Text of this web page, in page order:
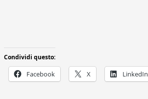
Condividi questo:
Facebook X LinkedIn